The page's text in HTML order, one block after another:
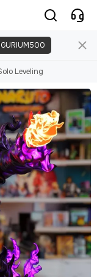
Leveling